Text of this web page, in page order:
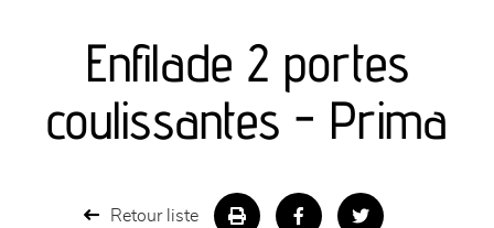
séjours
meubles de complément
Enfilade 2 portes
coulissantes - Prima
Retour liste